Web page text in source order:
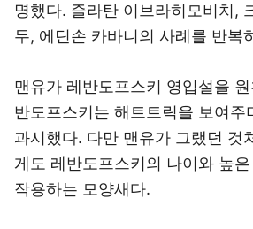
명했다. 즐라탄 이브라히모비치,
두, 에딘손 카바니의 사례를 반복
맨유가 레반도프스키 영입설을
반도프스키는 해트트릭을 보여주
과시했다. 다만 맨유가 그랬던 것
게도 레반도프스키의 나이와 높
작용하는 모양새다.